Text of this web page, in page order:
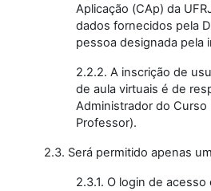
Aplicação (CAp) da
dados fornecidos pela
pessoa designada pela
2.2.2. A inscrição de
de aula virtuais é de
Administrador do
Professor).
2.3. Será permitido apenas
2.3.1. O login de